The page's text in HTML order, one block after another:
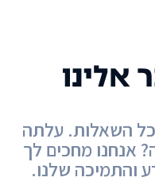
אלינו
השאלות. עלתה
אנחנו מחכים לך
והתמיכה שלנו.